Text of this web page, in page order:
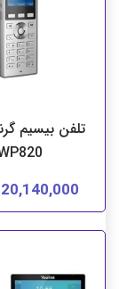
تلفن بیسیم
20,140,000 تومان